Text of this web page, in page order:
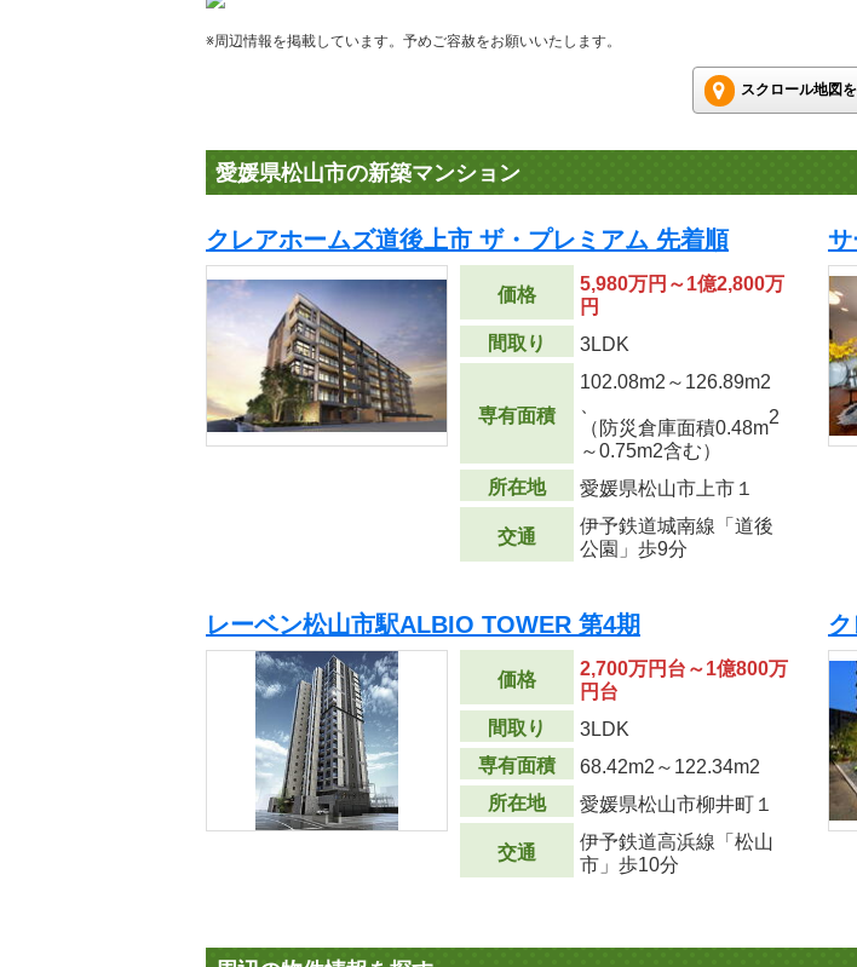
※周辺情報を掲載しています。予めご容赦をお願いいたします。
スクロール地図
愛媛県松山市の新築マンション
クレアホームズ道後上市 ザ・プレミアム 先着順
価格
5,980万円～1億2,800万
円
間取り
3LDK
専有面積
102.08m2 ～126.89m2
（防災倉庫面積0.48m
2
～0.75m2含む）
所在地
愛媛県松山市上市１
交通
伊予鉄道城南線「道後
公園」歩9分
サ
レーベン松山市駅ALBIO TOWER 第4期
価格
2,700万円台～1億800万
円台
間取り
3LDK
専有面積
68.42m2 ～122.34m2
所在地
愛媛県松山市柳井町１
交通
伊予鉄道高浜線「松山
市」歩10分